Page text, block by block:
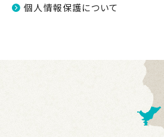
個人情報保護について